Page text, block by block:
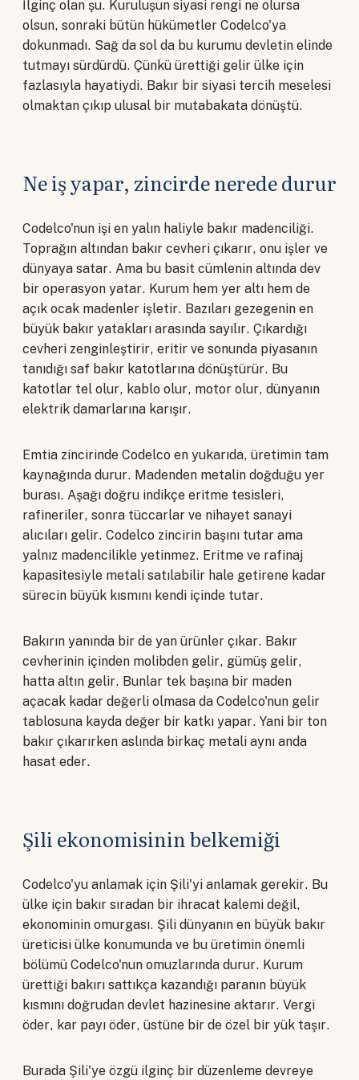
İlginç olan şu. Kuruluşun siyasi rengi ne olursa
olsun, sonraki bütün hükümetler Codelco'ya
dokunmadı. Sağ da sol da bu kurumu devletin elinde
tutmayı sürdürdü. Çünkü ürettiği gelir ülke için
fazlasıyla hayatiydi. Bakır bir siyasi tercih meselesi
olmaktan çıkıp ulusal bir mutabakata dönüştü.
Ne iş yapar, zincirde nerede durur
Codelco'nun işi en yalın haliyle bakır madenciliği.
Toprağın altından bakır cevheri çıkarır, onu işler ve
dünyaya satar. Ama bu basit cümlenin altında dev
bir operasyon yatar. Kurum hem yer altı hem de
açık ocak madenler işletir. Bazıları gezegenin en
büyük bakır yatakları arasında sayılır. Çıkardığı
cevheri zenginleştirir, eritir ve sonunda piyasanın
tanıdığı saf bakır katotlarına dönüştürür. Bu
katotlar tel olur, kablo olur, motor olur, dünyanın
elektrik damarlarına karışır.
Emtia zincirinde Codelco en yukarıda, üretimin tam
kaynağında durur. Madenden metalin doğduğu yer
burası. Aşağı doğru indikçe eritme tesisleri,
rafineriler, sonra tüccarlar ve nihayet sanayi
alıcıları gelir. Codelco zincirin başını tutar ama
yalnız madencilikle yetinmez. Eritme ve rafinaj
kapasitesiyle metali satılabilir hale getirene kadar
sürecin büyük kısmını kendi içinde tutar.
Bakırın yanında bir de yan ürünler çıkar. Bakır
cevherinin içinden molibden gelir, gümüş gelir,
hatta altın gelir. Bunlar tek başına bir maden
açacak kadar değerli olmasa da Codelco'nun gelir
tablosuna kayda değer bir katkı yapar. Yani bir ton
bakır çıkarırken aslında birkaç metali aynı anda
hasat eder.
Şili ekonomisinin belkemiği
Codelco'yu anlamak için Şili'yi anlamak gerekir. Bu
ülke için bakır sıradan bir ihracat kalemi değil,
ekonominin omurgası. Şili dünyanın en büyük bakır
üreticisi ülke konumunda ve bu üretimin önemli
bölümü Codelco'nun omuzlarında durur. Kurum
ürettiği bakırı sattıkça kazandığı paranın büyük
kısmını doğrudan devlet hazinesine aktarır. Vergi
öder, kar payı öder, üstüne bir de özel bir yük taşır.
Burada Şili'ye özgü ilginç bir düzenleme devreye